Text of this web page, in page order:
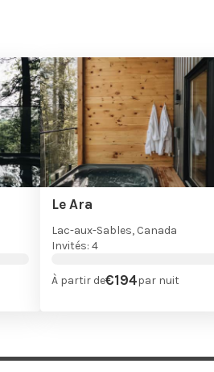
Le Ara
Lac-aux-Sables, Canada
Invités: 4
À partir de€194par nuit